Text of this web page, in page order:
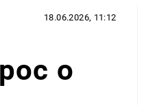
18.06.2026, 11:12
о